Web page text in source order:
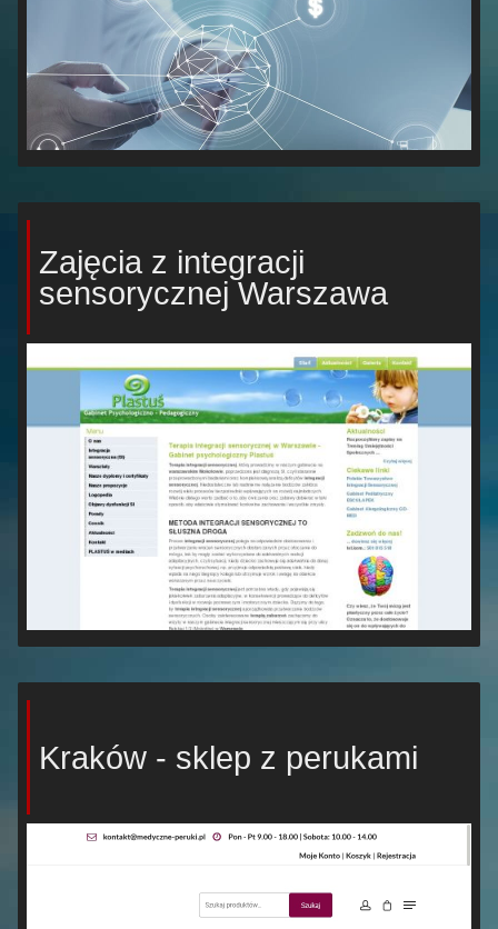
Zajęcia z integracji
sensorycznej Warszawa
Kraków - sklep z perukami